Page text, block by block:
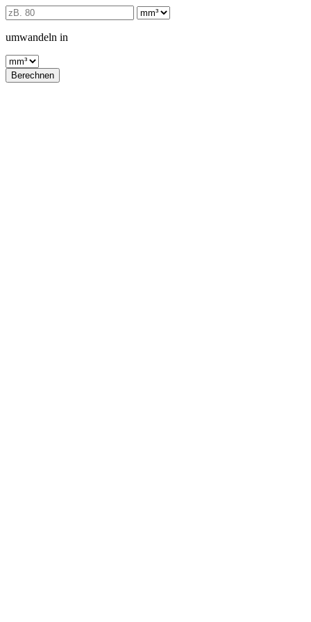
umwandeln in
Berechnen